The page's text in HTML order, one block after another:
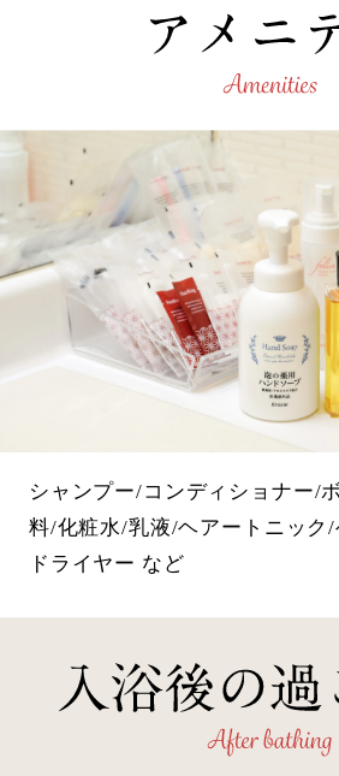
シャンプー/コンディショナー/
料/化粧水/乳液/ヘアートニック
ドライヤー など